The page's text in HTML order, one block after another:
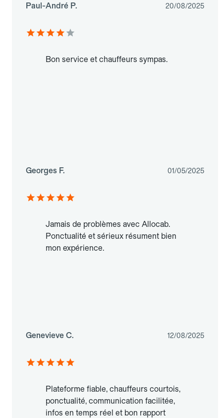
Paul-André P. 20/08/2025
Bon service et chauffeurs sympas.
Georges F. 01/05/2025
Jamais de problèmes avec Allocab.
Ponctualité et sérieux résument bien
mon expérience.
Genevieve C. 12/08/2025
Plateforme fiable, chauffeurs courtois,
ponctualité, communication facilitée,
infos en temps réel et bon rapport